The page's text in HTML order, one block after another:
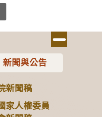
新聞與公告
新聞稿
家人權委員